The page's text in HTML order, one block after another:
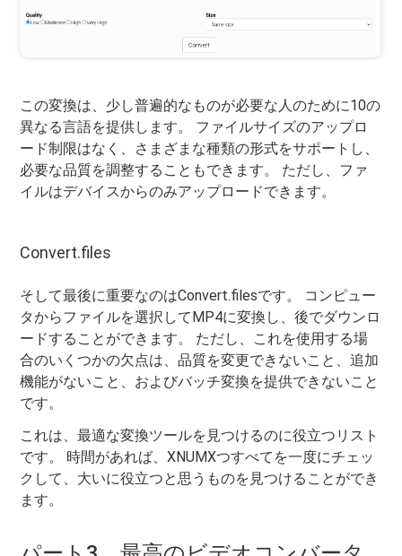
この変換は、少し普遍的なものが必要な人のために10の
異なる言語を提供します。 ファイルサイズのアップロ
ード制限はなく、さまざまな種類の形式をサポートし、
必要な品質を調整することもできます。 ただし、ファ
イルはデバイスからのみアップロードできます。
Convert.files
そして最後に重要なのはConvert.filesです。 コンピュー
タからファイルを選択してMP4に変換し、後でダウンロ
ードすることができます。 ただし、これを使用する場
合のいくつかの欠点は、品質を変更できないこと、追加
機能がないこと、およびバッチ変換を提供できないこと
です。
これは、最適な変換ツールを見つけるのに役立つリスト
です。 時間があれば、XNUMXつすべてを一度にチェッ
クして、大いに役立つと思うものを見つけることができ
ます。